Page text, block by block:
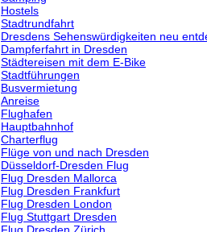
Hostels
Stadtrundfahrt
Dresdens Sehenswürdigkeiten neu
Dampferfahrt in Dresden
Städtereisen mit dem E-Bike
Stadtführungen
Busvermietung
Anreise
Flughafen
Hauptbahnhof
Charterflug
Flüge von und nach Dresden
Düsseldorf-Dresden Flug
Flug Dresden Mallorca
Flug Dresden Frankfurt
Flug Dresden London
Flug Stuttgart Dresden